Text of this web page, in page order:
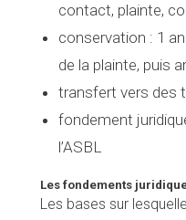
contact, plainte,
conservation : 1
de la plainte, puis
transfert vers des
fondement
l’ASBL
Les fondements
Les bases sur